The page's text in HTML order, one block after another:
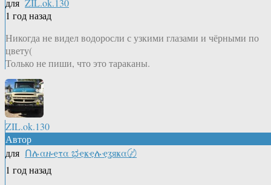
для ZIL.ok.130
1 год назад
Никогда не видел водоросли с узкими глазами и чёрными по
цвету(
Только не пиши, что это тараканы.
ZIL.ok.130
Автор
для Ոሉαዙҿτα ಭҿҝҿሉҿʓяҝα〄
1 год назад